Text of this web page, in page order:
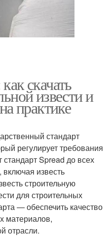
скачать
извести и
практике
стандарт
регулирует требования
стандарт Spread до всех
включая известь
строительную
для строительных
— обеспечить качество
материалов,
отрасли.